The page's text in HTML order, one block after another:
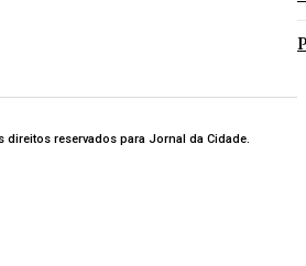
direitos reservados para Jornal da Cidade.